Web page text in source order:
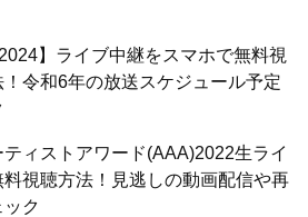
】ライブ中継をスマホで無料視
令和6年の放送スケジュール予定
ィストアワード(AAA)2022生ライ
料視聴方法！見逃しの動画配信や再
ク